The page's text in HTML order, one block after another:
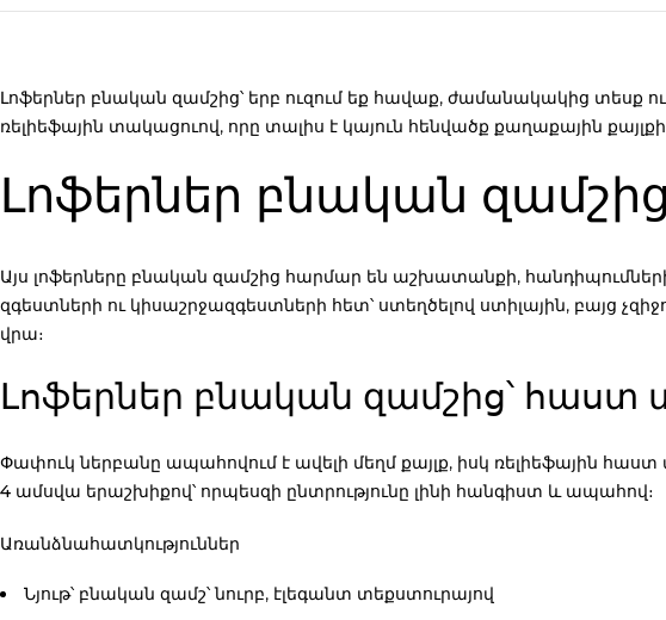
Լոֆերներ բնական զամշից՝ երբ ուզում եք հավաք, ժամանակակից տեսք
ռելիեֆային տակացուով, որը տալիս է կայուն հենվածք քաղաքային
Լոֆերներ բնական
Այս լոֆերները բնական զամշից հարմար են աշխատանքի, հանդիպումների
զգեստների ու կիսաշրջազգեստների հետ՝ ստեղծելով ստիլային, բայց
վրա։
Լոֆերներ բնական զամշից՝
Փափուկ ներբանը ապահովում է ավելի մեղմ քայլք, իսկ ռելիեֆային
4 ամսվա երաշխիքով՝ որպեսզի ընտրությունը լինի հանգիստ և ապահով։
Առանձնահատկություններ
Նյութ՝ բնական զամշ՝ նուրբ, էլեգանտ տեքստուրայով